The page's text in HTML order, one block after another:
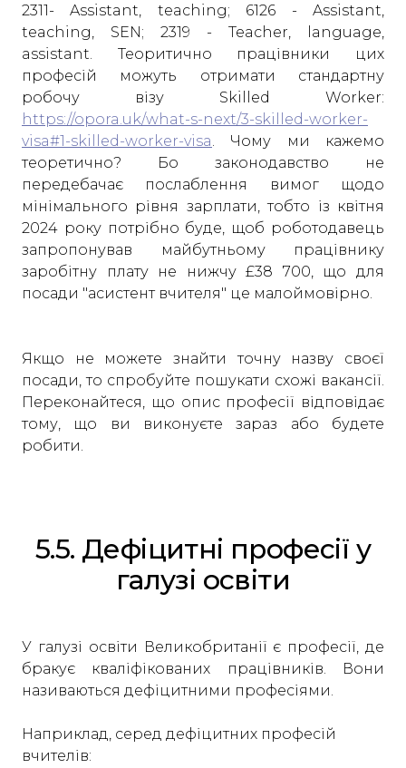
2311- Assistant, teaching; 6126 - Assistant,
teaching, SEN; 2319 - Teacher, language,
assistant. Теоритично працівники цих
професій можуть отримати стандартну
робочу візу Skilled Worker:
https://opora.uk/what-s-next/3-skilled-worker-
visa#1-skilled-worker-visa
. Чому ми кажемо
теоретично? Бо законодавство не
передебачає послаблення вимог щодо
мінімального рівня зарплати, тобто із квітня
2024 року потрібно буде, щоб роботодавець
запропонував майбутньому працівнику
заробітну плату не нижчу £38 700, що для
посади "асистент вчителя" це малоймовірно.
Якщо не можете знайти точну назву своєї
посади, то спробуйте пошукати схожі вакансії.
Переконайтеся, що опис професії відповідає
тому, що ви виконуєте зараз або будете
робити.
5.5. Дефіцитні професії у
галузі освіти
У галузі освіти Великобританії є професії, де
бракує кваліфікованих працівників. Вони
називаються дефіцитними професіями.
Наприклад, серед дефіцитних професій
вчителів: